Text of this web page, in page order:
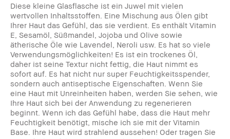
Diese kleine Glasflasche ist ein Juwel mit vielen
wertvollen Inhaltsstoffen. Eine Mischung aus Ölen gibt
Ihrer Haut das Gefühl, das sie verdient. Es enthält Vitamin
E, Sesamöl, Süßmandel, Jojoba und Olive sowie
ätherische Öle wie Lavendel, Neroli usw. Es hat so viele
Verwendungsmöglichkeiten! Es ist ein trockenes Öl,
daher ist seine Textur nicht fettig, die Haut nimmt es
sofort auf. Es hat nicht nur super Feuchtigkeitsspender,
sondern auch antiseptische Eigenschaften. Wenn Sie
eine Haut mit Unreinheiten haben, werden Sie sehen, wie
Ihre Haut sich bei der Anwendung zu regenerieren
beginnt. Wenn ich das Gefühl habe, dass die Haut mehr
Feuchtigkeit benötigt, mische ich sie mit der Vitamin
Base. Ihre Haut wird strahlend aussehen! Oder tragen Sie